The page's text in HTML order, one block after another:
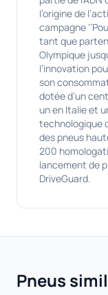
l’origine de
campagne
tant que
Olympique
l’innovation
son
dotée d’un
un en Italie et
technologique
des pneus
200
lancement de
DriveGuard.
Pneus